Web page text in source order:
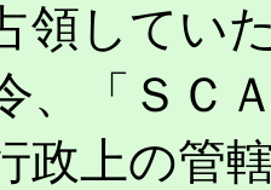
領してい
、「ＳＣ
政上の管